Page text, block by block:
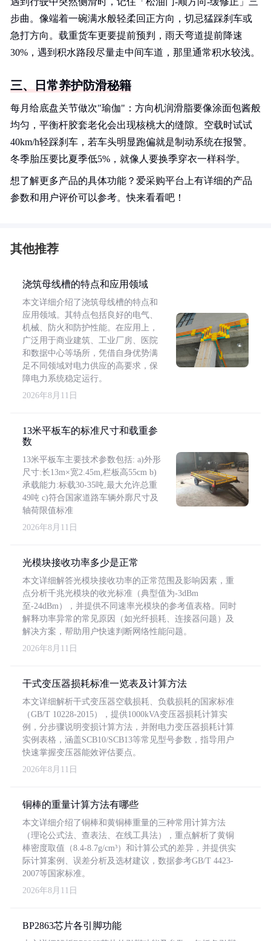
步曲。像端着一碗满水般轻柔回正方向，切忌猛踩刹车或
急打方向。载重货车更要提前预判，雨天弯道提前降速
30%，遇到积水路段尽量走中间车道，那里通常积水较浅。
三、日常养护防滑秘籍
每月给底盘关节做次"瑜伽"：方向机润滑脂要像涂面包酱般
均匀，平衡杆胶套老化会出现核桃大的缝隙。空载时试试
40km/h轻踩刹车，若车头明显跑偏就是制动系统在报警。
冬季胎压要比夏季低5%，就像人要换季穿衣一样科学。
想了解更多产品的具体功能？爱采购平台上有详细的产品
参数和用户评价可以参考。快来看看吧！
其他推荐
浇筑母线槽的特点和应用领域
本文详细介绍了浇筑母线槽的特点和
应用领域。其特点包括良好的电气、
机械、防火和防护性能。在应用上，
广泛用于商业建筑、工业厂房、医院
和数据中心等场所，凭借自身优势满
足不同领域对电力供应的高要求，保
障电力系统稳定运行。
2026年8月11日
13米平板车的标准尺寸和载重参
数
13米平板车主要技术参数包括: a)外形
尺寸:长13m×宽2.45m,栏板高55cm b)
承载能力:标载30-35吨,最大允许总重
49吨 c)符合国家道路车辆外廓尺寸及
轴荷限值标准
2026年8月11日
光模块接收功率多少是正常
本文详细解答光模块接收功率的正常范围及影响因素，重
点分析千兆光模块的收光标准（典型值为-3dBm
至-24dBm），并提供不同速率光模块的参考值表格。同时
解释功率异常的常见原因（如光纤损耗、连接器问题）及
解决方案，帮助用户快速判断网络性能问题。
2026年8月11日
干式变压器损耗标准一览表及计算方法
本文详细解析干式变压器空载损耗、负载损耗的国家标准
（GB/T 10228-2015），提供1000kVA变压器损耗计算实
例，分步骤说明变损计算方法，并附电力变压器损耗计算
实例表格，涵盖SCB10/SCB13等常见型号参数，指导用户
快速掌握变压器能效评估要点。
2026年8月11日
铜棒的重量计算方法有哪些
本文详细介绍了铜棒和黄铜棒重量的三种常用计算方法
（理论公式法、查表法、在线工具法），重点解析了黄铜
棒密度取值（8.4-8.7g/cm³）和计算公式的差异，并提供实
际计算案例、误差分析及选材建议，数据参考GB/T 4423-
2007等国家标准。
2026年8月11日
BP2863芯片各引脚功能